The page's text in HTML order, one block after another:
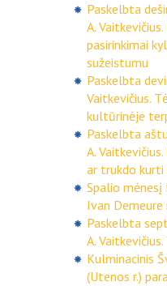
Paskelbta
A.
pasirinkimai
sužeistumu
Paskelbta
Vaitkevičius.
kultūrinėje
Paskelbta
A.
ar trukdo kurti
Spalio mėnesį
Ivan
Paskelbta
A.
Kulminacinis
(Utenos r.)